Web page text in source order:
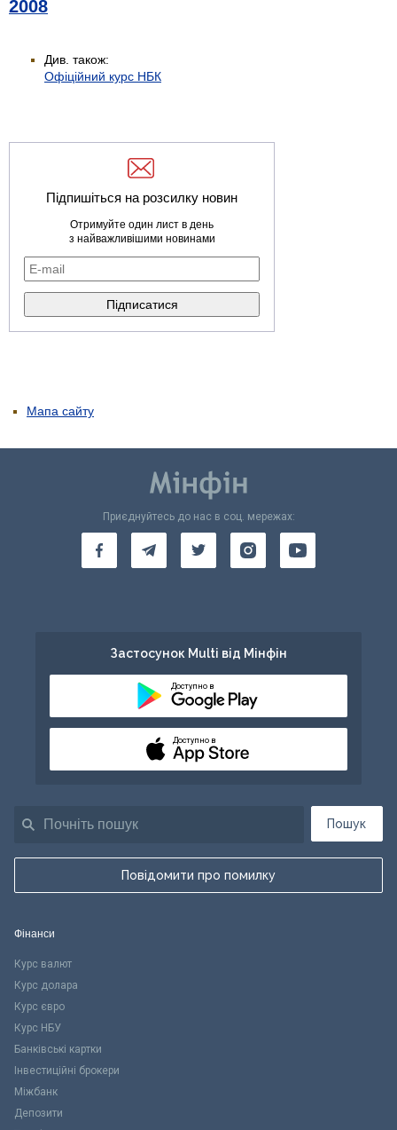
2008
Див. також:
Офіційний курс НБК
Підпишіться на розсилку новин
Отримуйте один лист в день
з найважливішими новинами
Мапа сайту
Пошук
Повідомити про помилку
Приєднуйтесь до нас в соц. мережах:
Застосунок Multi від Мінфін
Доступно в
Доступно в
Фінанси
Курс валют
Курс долара
Курс євро
Курс НБУ
Банківські картки
Інвестиційні брокери
Міжбанк
Депозити